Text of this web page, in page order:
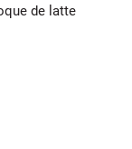
de latte